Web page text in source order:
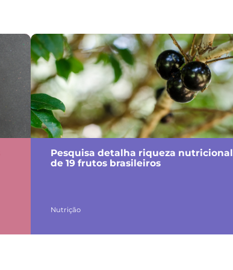
Pesquisa detalha riqueza nutricional
de 19 frutos brasileiros
Nutrição